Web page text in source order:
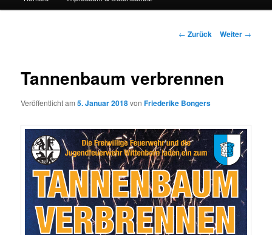
Beitrags-
← Zurück Weiter →
Tannenbaum verbrennen
Veröffentlicht am5. Januar 2018vonFriederike Bongers